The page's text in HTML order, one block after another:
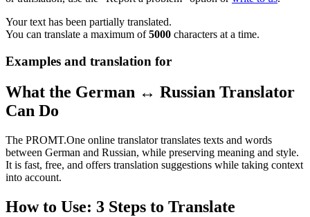
Your text has been partially translated.
You can translate a maximum of5000 characters at a time.
Examples and translation for
What the German ↔ Russian Translator
Can Do
The PROMT.One online translator translates texts and words
between German and Russian, while preserving meaning and style.
It is fast, free, and offers translation suggestions while taking context
into account.
How to Use: 3 Steps to Translate